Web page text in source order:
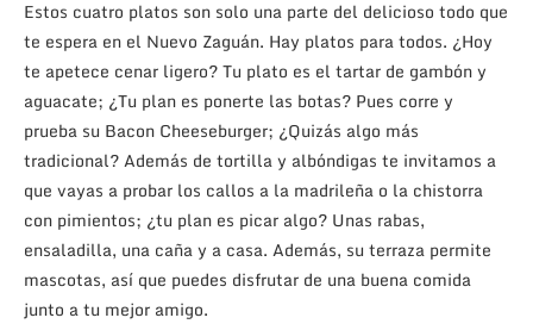
Estos cuatro platos son solo una parte del delicioso todo que
te espera en el Nuevo Zaguán. Hay platos para todos. ¿Hoy
te apetece cenar ligero? Tu plato es el tartar de gambón y
aguacate; ¿Tu plan es ponerte las botas? Pues corre y
prueba su Bacon Cheeseburger; ¿Quizás algo más
tradicional? Además de tortilla y albóndigas te invitamos a
que vayas a probar los callos a la madrileña o la chistorra
con pimientos; ¿tu plan es picar algo? Unas rabas,
ensaladilla, una caña y a casa. Además, su terraza permite
mascotas, así que puedes disfrutar de una buena comida
junto a tu mejor amigo.